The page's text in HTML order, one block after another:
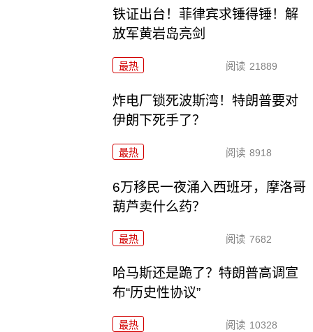
铁证出台！菲律宾求锤得锤！解
放军黄岩岛亮剑
最热 阅读 21889
炸电厂锁死波斯湾！特朗普要对
伊朗下死手了？
最热 阅读 8918
6万移民一夜涌入西班牙，摩洛哥
葫芦卖什么药？
最热 阅读 7682
哈马斯还是跪了？特朗普高调宣
布“历史性协议”
最热 阅读 10328